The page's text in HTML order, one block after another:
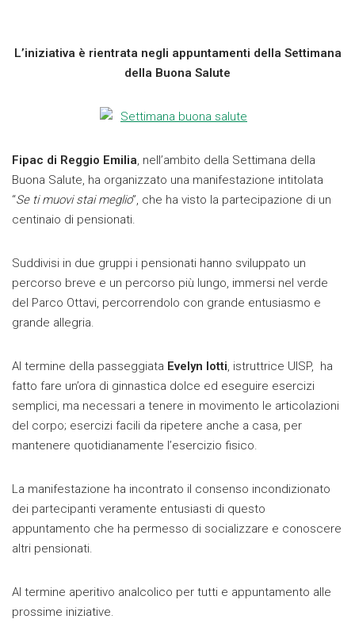
L’iniziativa è rientrata negli appuntamenti della Settimana
della Buona Salute
Fipac di Reggio Emilia, nell’ambito della Settimana della
Buona Salute, ha organizzato una manifestazione intitolata
“Se ti muovi stai meglio”, che ha visto la partecipazione di un
centinaio di pensionati.
Suddivisi in due gruppi i pensionati hanno sviluppato un
percorso breve e un percorso più lungo, immersi nel verde
del Parco Ottavi, percorrendolo con grande entusiasmo e
grande allegria.
Al termine della passeggiata Evelyn Iotti, istruttrice UISP, ha
fatto fare un’ora di ginnastica dolce ed eseguire esercizi
semplici, ma necessari a tenere in movimento le articolazioni
del corpo; esercizi facili da ripetere anche a casa, per
mantenere quotidianamente l’esercizio fisico.
La manifestazione ha incontrato il consenso incondizionato
dei partecipanti veramente entusiasti di questo
appuntamento che ha permesso di socializzare e conoscere
altri pensionati.
Al termine aperitivo analcolico per tutti e appuntamento alle
prossime iniziative.